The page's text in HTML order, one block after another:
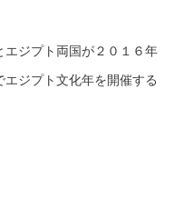
ジプト両国が２０１６年
ジプト文化年を開催する